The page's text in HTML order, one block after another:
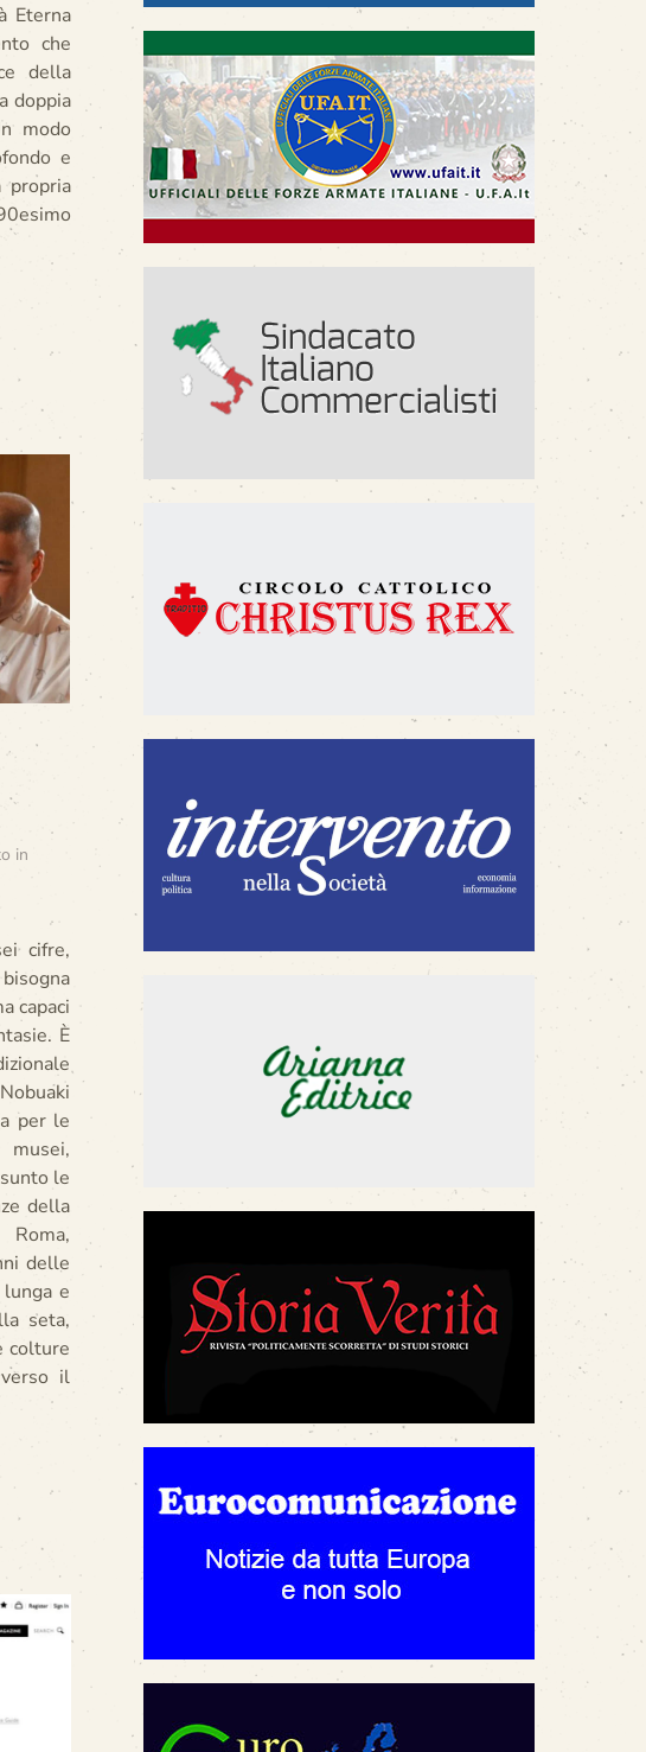
Eterna
che
della
doppia
modo
e
propria
in
cifre,
capaci
È
per le
le
della
delle
e
seta,
colture
il